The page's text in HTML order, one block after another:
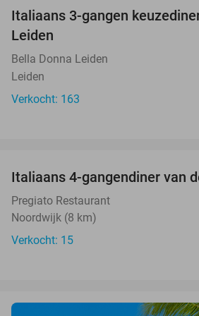
Italiaans 3-gangen
Leiden
Bella Donna Leiden
Leiden
Verkocht: 163
Italiaans 4-gangendiner van
Pregiato Restaurant
Noordwijk (8 km)
Verkocht: 15